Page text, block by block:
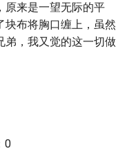
原来是一望无际的平
块布将胸口缠上，虽然
弟，我又觉的这一切做
0